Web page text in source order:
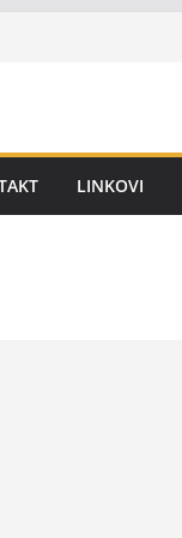
LINKOVI